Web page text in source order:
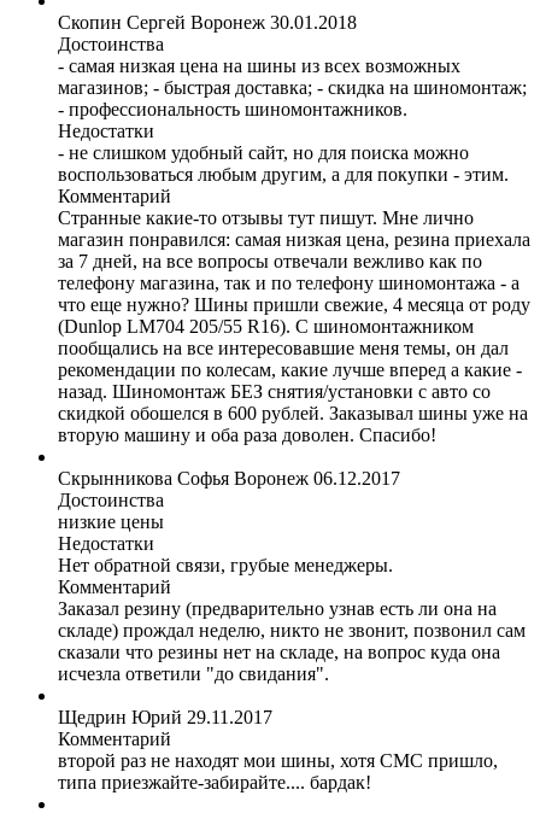
Скопин Cергей Воронеж 30.01.2018
Достоинства
- самая низкая цена на шины из всех возможных
магазинов; - быстрая доставка; - скидка на шиномонтаж;
- профессиональность шиномонтажников.
Недостатки
- не слишком удобный сайт, но для поиска можно
воспользоваться любым другим, а для покупки - этим.
Комментарий
Странные какие-то отзывы тут пишут. Мне лично
магазин понравился: самая низкая цена, резина приехала
за 7 дней, на все вопросы отвечали вежливо как по
телефону магазина, так и по телефону шиномонтажа - а
что еще нужно? Шины пришли свежие, 4 месяца от роду
(Dunlop LM704 205/55 R16). С шиномонтажником
пообщались на все интересовавшие меня темы, он дал
рекомендации по колесам, какие лучше вперед а какие -
назад. Шиномонтаж БЕЗ снятия/установки с авто со
скидкой обошелся в 600 рублей. Заказывал шины уже на
вторую машину и оба раза доволен. Спасибо!
Скрынникова Софья Воронеж 06.12.2017
Достоинства
низкие цены
Недостатки
Нет обратной связи, грубые менеджеры.
Комментарий
Заказал резину (предварительно узнав есть ли она на
складе) прождал неделю, никто не звонит, позвонил сам
сказали что резины нет на складе, на вопрос куда она
исчезла ответили "до свидания".
Щедрин Юрий 29.11.2017
Комментарий
второй раз не находят мои шины, хотя СМС пришло,
типа приезжайте-забирайте.... бардак!